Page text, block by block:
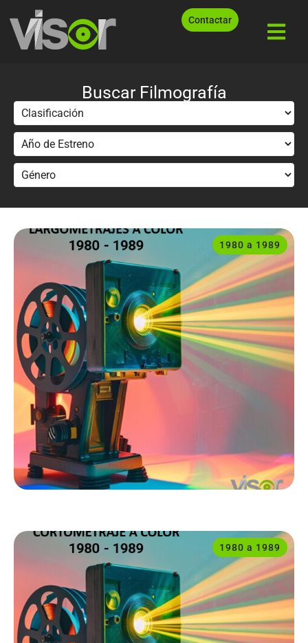
Contactar
Buscar Filmografía
1980 a 1989
1980 a 1989